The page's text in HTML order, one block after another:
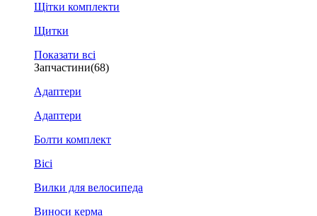
Щітки комплекти
Щитки
Показати всі
Запчастини(68)
Адаптери
Адаптери
Болти комплект
Вісі
Вилки для велосипеда
Виноси керма